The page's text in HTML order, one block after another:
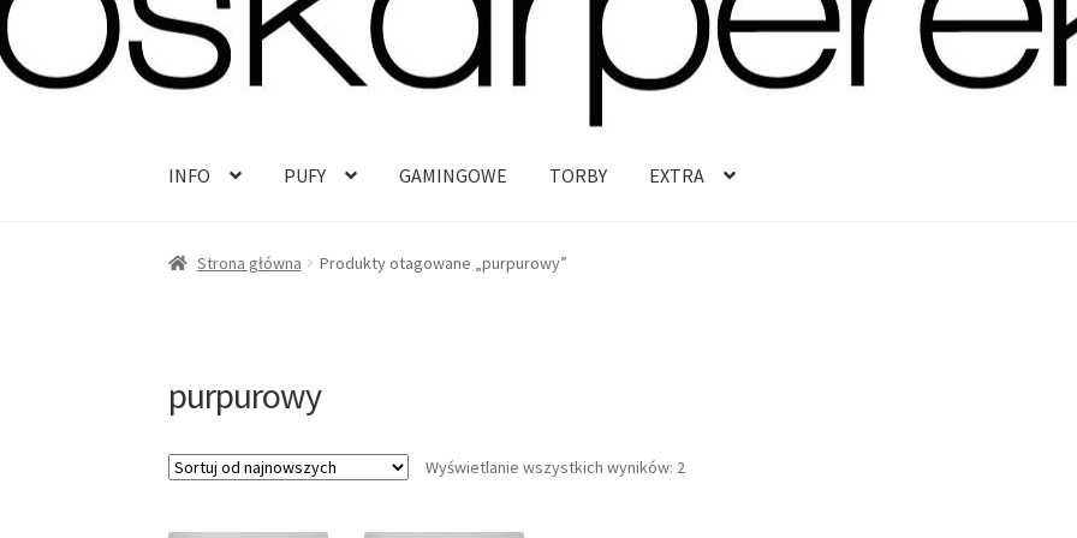
Przejdź
do
Przejdź
do
INFO PUFY GAMINGOWE TORBY EXTRA
Strona główna Produkty otagowane „purpurowy”
purpurowy
Wyświetlanie wszystkich wyników: 2